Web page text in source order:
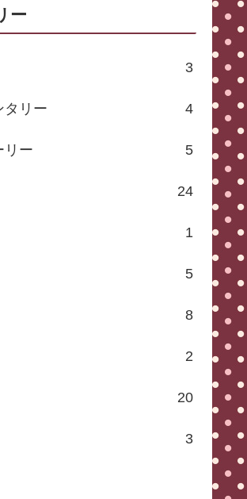
ー
3
タリー 4
リー 5
24
1
5
8
2
20
3